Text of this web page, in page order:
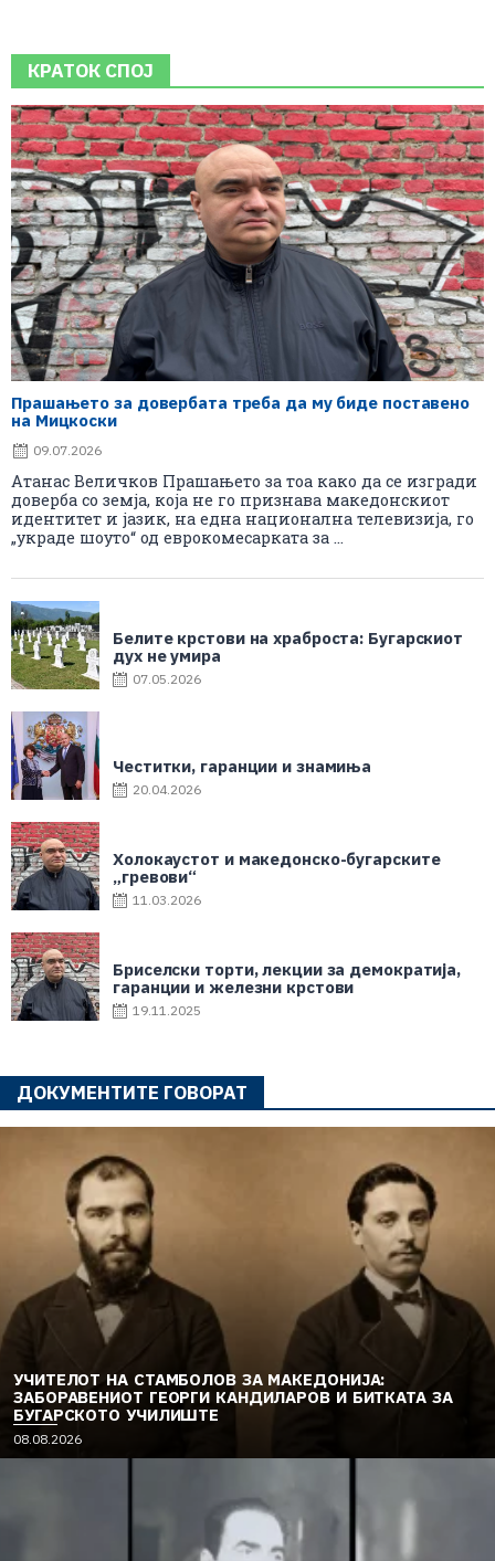
КРАТОК СПОЈ
Прашањето за довербата треба да му биде поставено
на Мицкоски
09.07.2026
Атанас Величков Прашањето за тоа како да се изгради
доверба со земја, која не го признава македонскиот
идентитет и јазик, на една национална телевизија, го
„украде шоуто“ од еврокомесарката за ...
Белите крстови на храброста: Бугарскиот
дух не умира
07.05.2026
Честитки, гаранции и знамиња
20.04.2026
Холокаустот и македонско-бугарските
„гревови“
11.03.2026
Бриселски торти, лекции за демократија,
гаранции и железни крстови
19.11.2025
ДОКУМЕНТИТЕ ГОВОРАТ
УЧИТЕЛОТ НА СТАМБОЛОВ ЗА МАКЕДОНИЈА:
ЗАБОРАВЕНИОТ ГЕОРГИ КАНДИЛАРОВ И БИТКАТА ЗА
БУГАРСКОТО УЧИЛИШТЕ
08.08.2026